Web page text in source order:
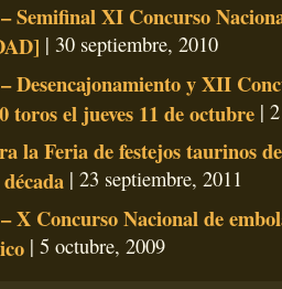
Semifinal XI Concurso
| 30 septiembre, 2010
Desencajonamiento y XII
toros el jueves 11 de octubre| 2
la Feria de festejos taurinos
| 23 septiembre, 2011
X Concurso Nacional de
| 5 octubre, 2009